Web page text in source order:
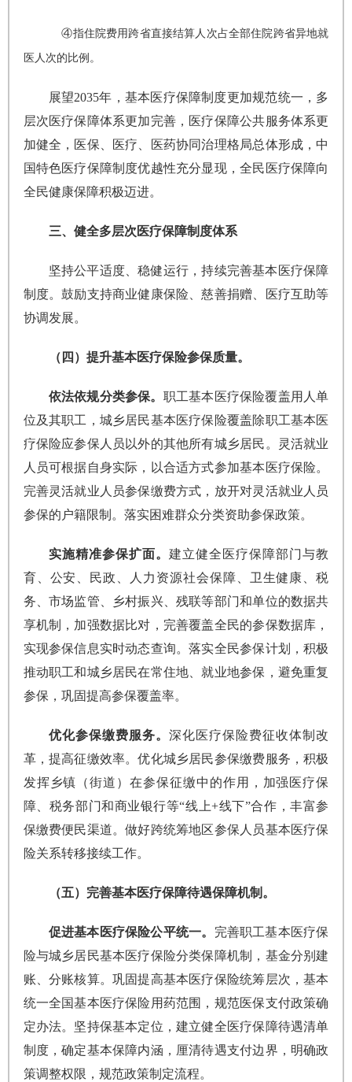
④指住院费用跨省直接结算人次占全部住院跨省异地就
医人次的比例。
展望2035年，基本医疗保障制度更加规范统一，多
层次医疗保障体系更加完善，医疗保障公共服务体系更
加健全，医保、医疗、医药协同治理格局总体形成，中
国特色医疗保障制度优越性充分显现，全民医疗保障向
全民健康保障积极迈进。
三、健全多层次医疗保障制度体系
坚持公平适度、稳健运行，持续完善基本医疗保障
制度。鼓励支持商业健康保险、慈善捐赠、医疗互助等
协调发展。
（四）提升基本医疗保险参保质量。
依法依规分类参保。 职工基本医疗保险覆盖用人单
位及其职工，城乡居民基本医疗保险覆盖除职工基本医
疗保险应参保人员以外的其他所有城乡居民。灵活就业
人员可根据自身实际，以合适方式参加基本医疗保险。
完善灵活就业人员参保缴费方式，放开对灵活就业人员
参保的户籍限制。落实困难群众分类资助参保政策。
实施精准参保扩面。 建立健全医疗保障部门与教
育、公安、民政、人力资源社会保障、卫生健康、税
务、市场监管、乡村振兴、残联等部门和单位的数据共
享机制，加强数据比对，完善覆盖全民的参保数据库，
实现参保信息实时动态查询。落实全民参保计划，积极
推动职工和城乡居民在常住地、就业地参保，避免重复
参保，巩固提高参保覆盖率。
优化参保缴费服务。 深化医疗保险费征收体制改
革，提高征缴效率。优化城乡居民参保缴费服务，积极
发挥乡镇（街道）在参保征缴中的作用，加强医疗保
障、税务部门和商业银行等“线上+线下”合作，丰富参
保缴费便民渠道。做好跨统筹地区参保人员基本医疗保
险关系转移接续工作。
（五）完善基本医疗保障待遇保障机制。
促进基本医疗保险公平统一。 完善职工基本医疗保
险与城乡居民基本医疗保险分类保障机制，基金分别建
账、分账核算。巩固提高基本医疗保险统筹层次，基本
统一全国基本医疗保险用药范围，规范医保支付政策确
定办法。坚持保基本定位，建立健全医疗保障待遇清单
制度，确定基本保障内涵，厘清待遇支付边界，明确政
策调整权限，规范政策制定流程。